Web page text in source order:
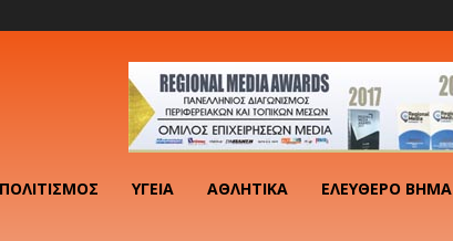
ΠΟΛΙΤΙΣΜΌΣ ΥΓΕΊΑ ΑΘΛΗΤΙΚΆ ΕΛΕΎΘΕΡΟ ΒΉΜΑ